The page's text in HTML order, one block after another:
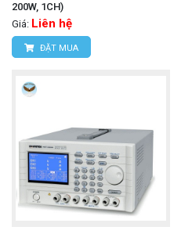
200W, 1CH)
Giá: Liên hệ
ĐẶT MUA